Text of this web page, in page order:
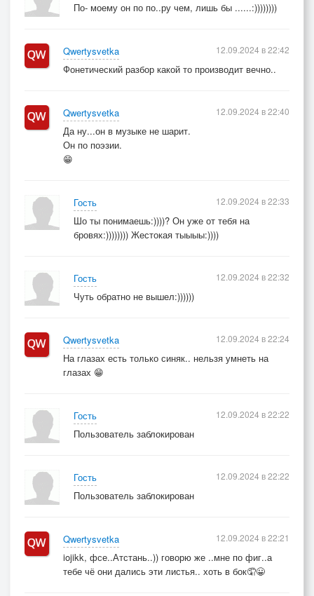
По- моему он по по..ру чем, лишь бы ......:))))))))
Qwertysvetka
Фонетический разбор какой то производит вечно..
12.09.2024 в 22:42
Qwertysvetka
Да ну...он в музыке не шарит.
Он по поэзии.
😁
12.09.2024 в 22:40
Гость
Шо ты понимаешь:))))? Он уже от тебя на
бровях:)))))))) Жестокая тыыыы:))))
12.09.2024 в 22:33
Гость
Чуть обратно не вышел:))))))
12.09.2024 в 22:32
Qwertysvetka
На глазах есть только синяк.. нельзя умнеть на
глазах 😁
12.09.2024 в 22:24
Гость
Пользователь заблокирован
12.09.2024 в 22:22
Гость
Пользователь заблокирован
12.09.2024 в 22:22
Qwertysvetka
iojikk, фсе..Атстань..)) говорю же ..мне по фиг..а
тебе чё они дались эти листья.. хоть в бок🤦😀
12.09.2024 в 22:21